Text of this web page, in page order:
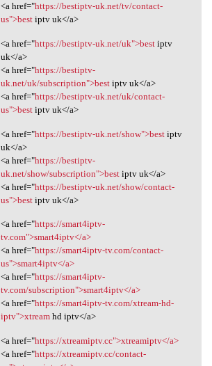
<a href="https://bestiptv-uk.net/tv/contact-
us">bestiptv uk</a>
<a href="https://bestiptv-uk.net/uk">bestiptv
uk</a>
<a href="https://bestiptv-
uk.net/uk/subscription">bestiptv uk</a>
<a href="https://bestiptv-uk.net/uk/contact-
us">bestiptv uk</a>
<a href="https://bestiptv-uk.net/show">bestiptv
uk</a>
<a href="https://bestiptv-
uk.net/show/subscription">bestiptv uk</a>
<a href="https://bestiptv-uk.net/show/contact-
us">bestiptv uk</a>
<a href="https://smart4iptv-
tv.com">smart4iptv</a>
<a href="https://smart4iptv-tv.com/contact-
us">smart4iptv</a>
<a href="https://smart4iptv-
tv.com/subscription">smart4iptv</a>
<a href="https://smart4iptv-tv.com/xtream-hd-
iptv">xtreamhd iptv</a>
<a href="https://xtreamiptv.cc">xtreamiptv</a>
<a href="https://xtreamiptv.cc/contact-